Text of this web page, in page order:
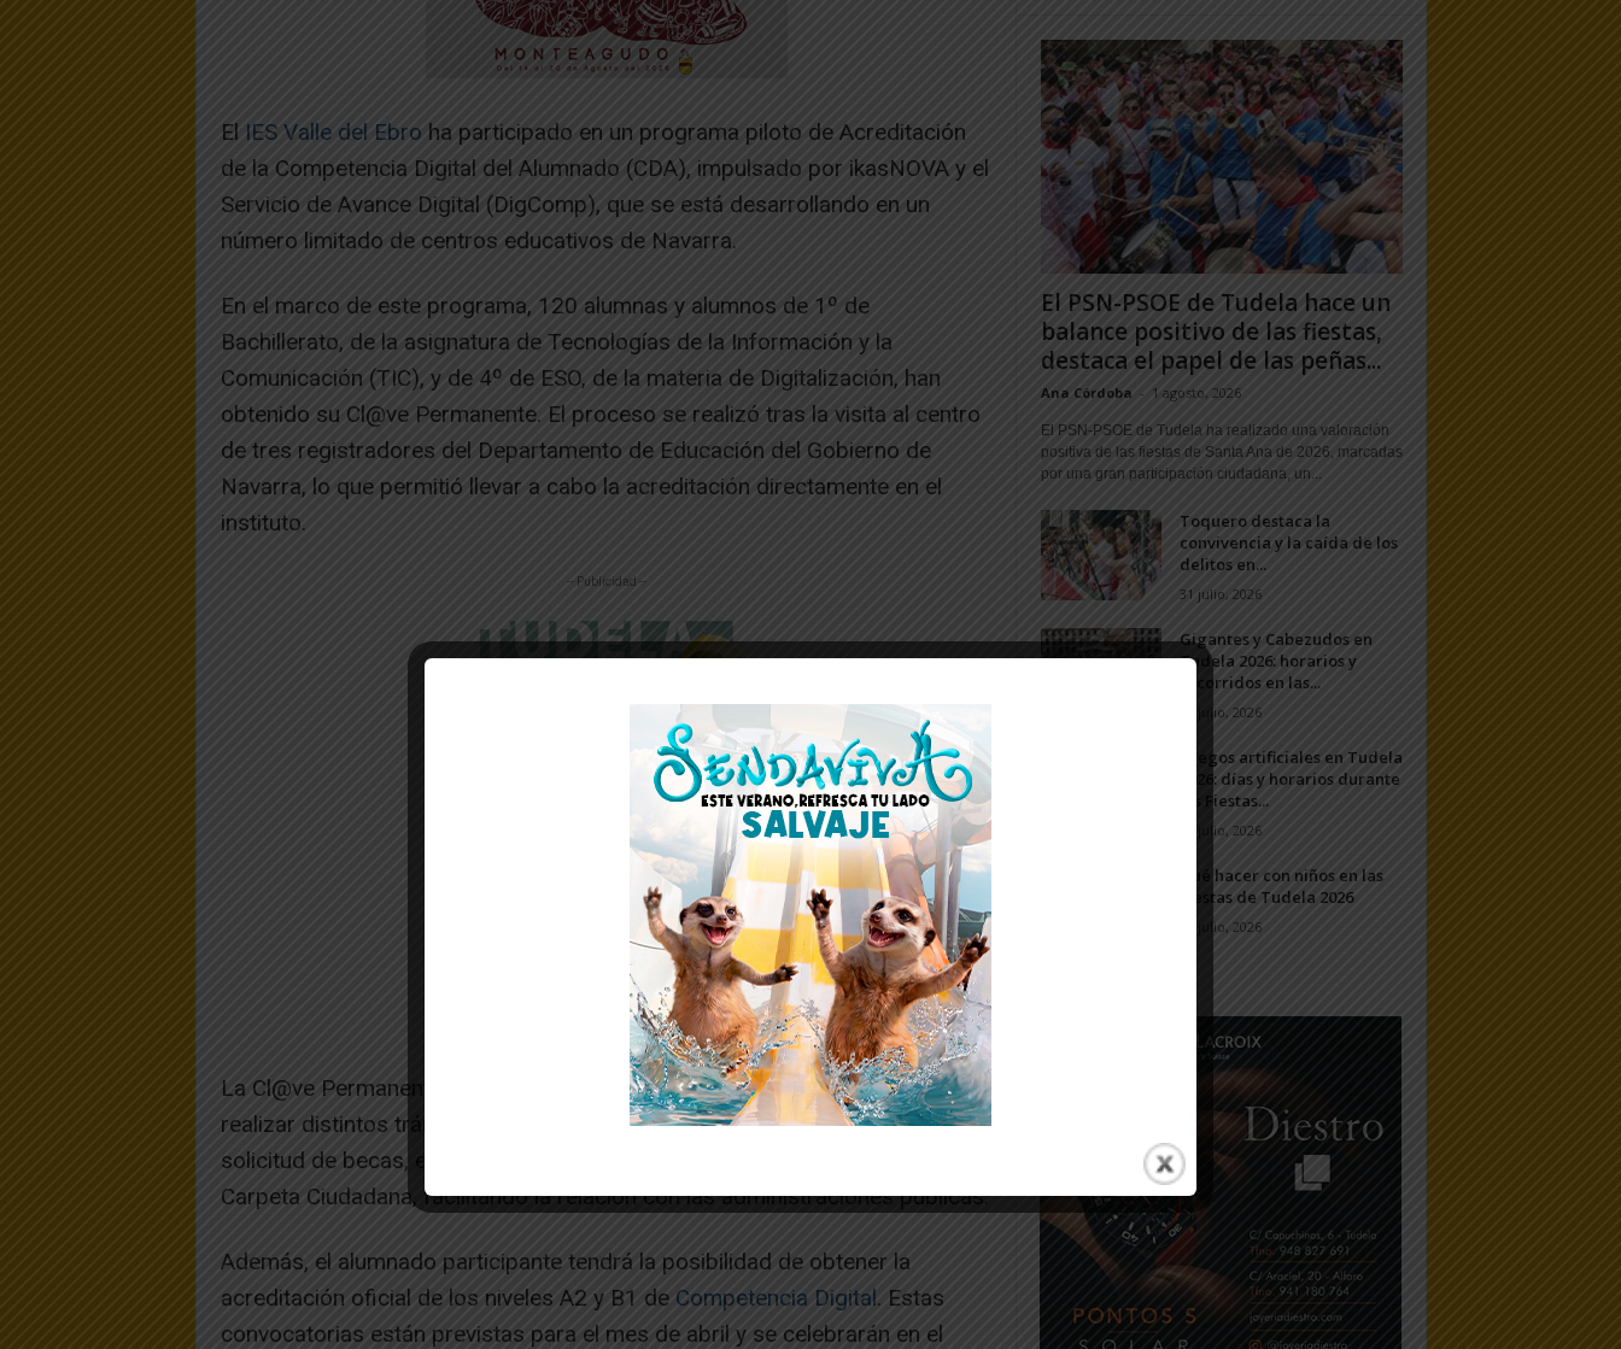
El IES Valle del Ebro ha participado en un programa piloto de Acreditación
de la Competencia Digital del Alumnado (CDA), impulsado por ikasNOVA y el
Servicio de Avance Digital (DigComp), que se está desarrollando en un
número limitado de centros educativos de Navarra.
En el marco de este programa, 120 alumnas y alumnos de 1º de
Bachillerato, de la asignatura de Tecnologías de la Información y la
Comunicación (TIC), y de 4º de ESO, de la materia de Digitalización, han
obtenido su Cl@ve Permanente. El proceso se realizó tras la visita al centro
de tres registradores del Departamento de Educación del Gobierno de
Navarra, lo que permitió llevar a cabo la acreditación directamente en el
instituto.
-- Publicidad --
La Cl@ve Permanente es un sistema de identificación digital que permite
realizar distintos trámites administrativos de forma telemática, como la
solicitud de becas, el acceso al Bono Cultural Joven o la consulta de la
Carpeta Ciudadana, facilitando la relación con las administraciones públicas.
Además, el alumnado participante tendrá la posibilidad de obtener la
acreditación oficial de los niveles A2 y B1 de Competencia Digital. Estas
convocatorias están previstas para el mes de abril y se celebrarán en el
El PSN-PSOE de Tudela hace un
balance positivo de las fiestas,
destaca el papel de las peñas...
Ana Córdoba - 1 agosto, 2026
El PSN-PSOE de Tudela ha realizado una valoración
positiva de las fiestas de Santa Ana de 2026, marcadas
por una gran participación ciudadana, un...
Toquero destaca la
convivencia y la caída de los
delitos en...
31 julio, 2026
Gigantes y Cabezudos en
Tudela 2026: horarios y
recorridos en las...
25 julio, 2026
Fuegos artificiales en Tudela
2026: días y horarios durante
las Fiestas...
24 julio, 2026
Qué hacer con niños en las
Fiestas de Tudela 2026
23 julio, 2026